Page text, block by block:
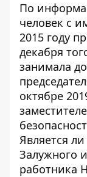
По
человек с
2015 году
декабря
занимала
октябре
Является
Залужного
работника